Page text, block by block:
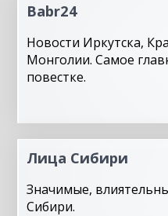
Babr24
Новости Иркутска,
Монголии. Самое
повестке.
Лица Сибири
Значимые,
Сибири.